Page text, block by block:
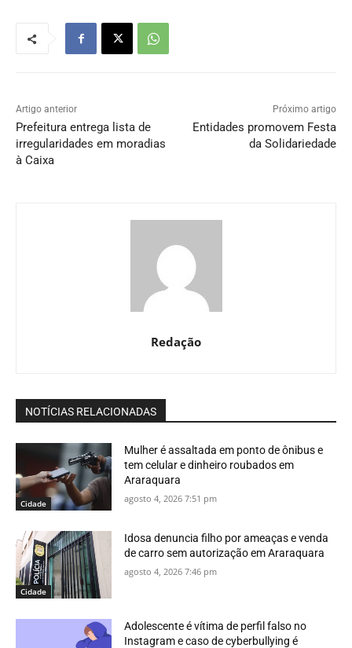
Artigo anterior
Prefeitura entrega lista de
irregularidades em moradias
à Caixa
Próximo artigo
Entidades promovem Festa
da Solidariedade
Redação
NOTÍCIAS RELACIONADAS
Cidade
Mulher é assaltada em ponto de ônibus e
tem celular e dinheiro roubados em
Araraquara
agosto 4, 2026 7:51 pm
Cidade
Idosa denuncia filho por ameaças e venda
de carro sem autorização em Araraquara
agosto 4, 2026 7:46 pm
Adolescente é vítima de perfil falso no
Instagram e caso de cyberbullying é